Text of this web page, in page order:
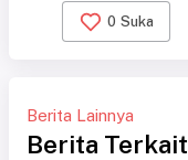
0 Suka
Berita Lainnya
Berita Terkait